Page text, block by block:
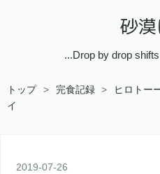
砂
...Drop by drop
トップ > 完食記録 >
ヒロトー
イ
2019-07-26